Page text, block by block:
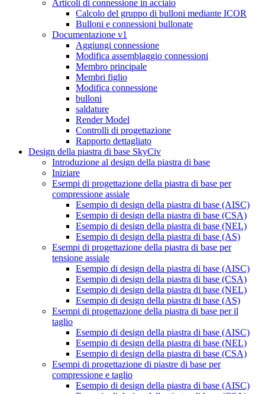
Articoli di connessione in acciaio
Calcolo del gruppo di bulloni mediante ICOR
Bulloni e connessioni bullonate
Documentazione v1
Aggiungi connessione
Modifica assemblaggio connessioni
Membro principale
Membri figlio
Modifica connessione
bulloni
saldature
Render Model
Controlli di progettazione
Rapporto dettagliato
Design della piastra di base SkyCiv
Introduzione al design della piastra di base
Iniziare
Esempi di progettazione della piastra di base per
compressione assiale
Esempio di design della piastra di base (AISC)
Esempio di design della piastra di base (CSA)
Esempio di design della piastra di base (NEL)
Esempio di design della piastra di base (AS)
Esempi di progettazione della piastra di base per
tensione assiale
Esempio di design della piastra di base (AISC)
Esempio di design della piastra di base (CSA)
Esempio di design della piastra di base (NEL)
Esempio di design della piastra di base (AS)
Esempi di progettazione della piastra di base per il
taglio
Esempio di design della piastra di base (AISC)
Esempio di design della piastra di base (NEL)
Esempio di design della piastra di base (CSA)
Esempi di progettazione di piastre di base per
compressione e taglio
Esempio di design della piastra di base (AISC)